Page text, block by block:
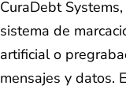
CuraDebt
sistema de
artificial o
mensajes y datos.